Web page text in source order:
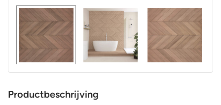
Productbeschrijving